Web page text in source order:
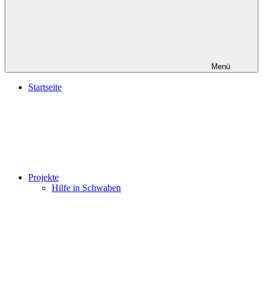
Menü
Startseite
Projekte
Hilfe in Schwaben